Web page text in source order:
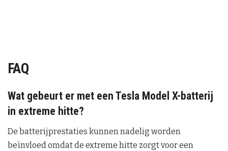
FAQ
Wat gebeurt er met een Tesla Model X-batterij
in extreme hitte?
De batterijprestaties kunnen nadelig worden
beïnvloed omdat de extreme hitte zorgt voor een